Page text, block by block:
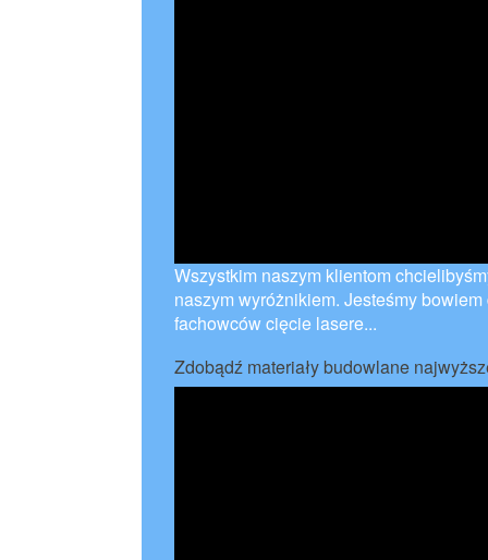
Wszystkim naszym klientom
naszym wyróżnikiem. Jesteśmy
fachowców cięcie lasere...
Zdobądź materiały budowlane